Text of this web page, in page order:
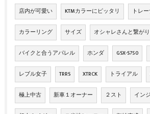
店内が可愛い KTMカラーにピッタリ トレ
カラーリング サイズ オシャレさんと繋が
バイクと合うアパレル ホンダ GSX-S750
レブル女子 TRRS XTRCK トライアル
極上中古 新車１オーナー ２スト イン